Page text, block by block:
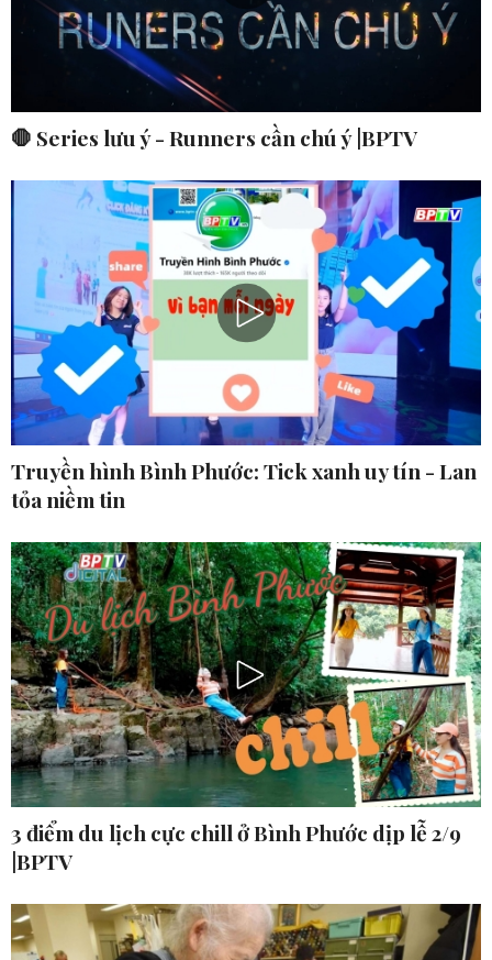
🛑 Series lưu ý - Runners cần chú ý |BPTV
Truyền hình Bình Phước: Tick xanh uy tín - Lan
tỏa niềm tin
3 điểm du lịch cực chill ở Bình Phước dịp lễ 2/9
|BPTV